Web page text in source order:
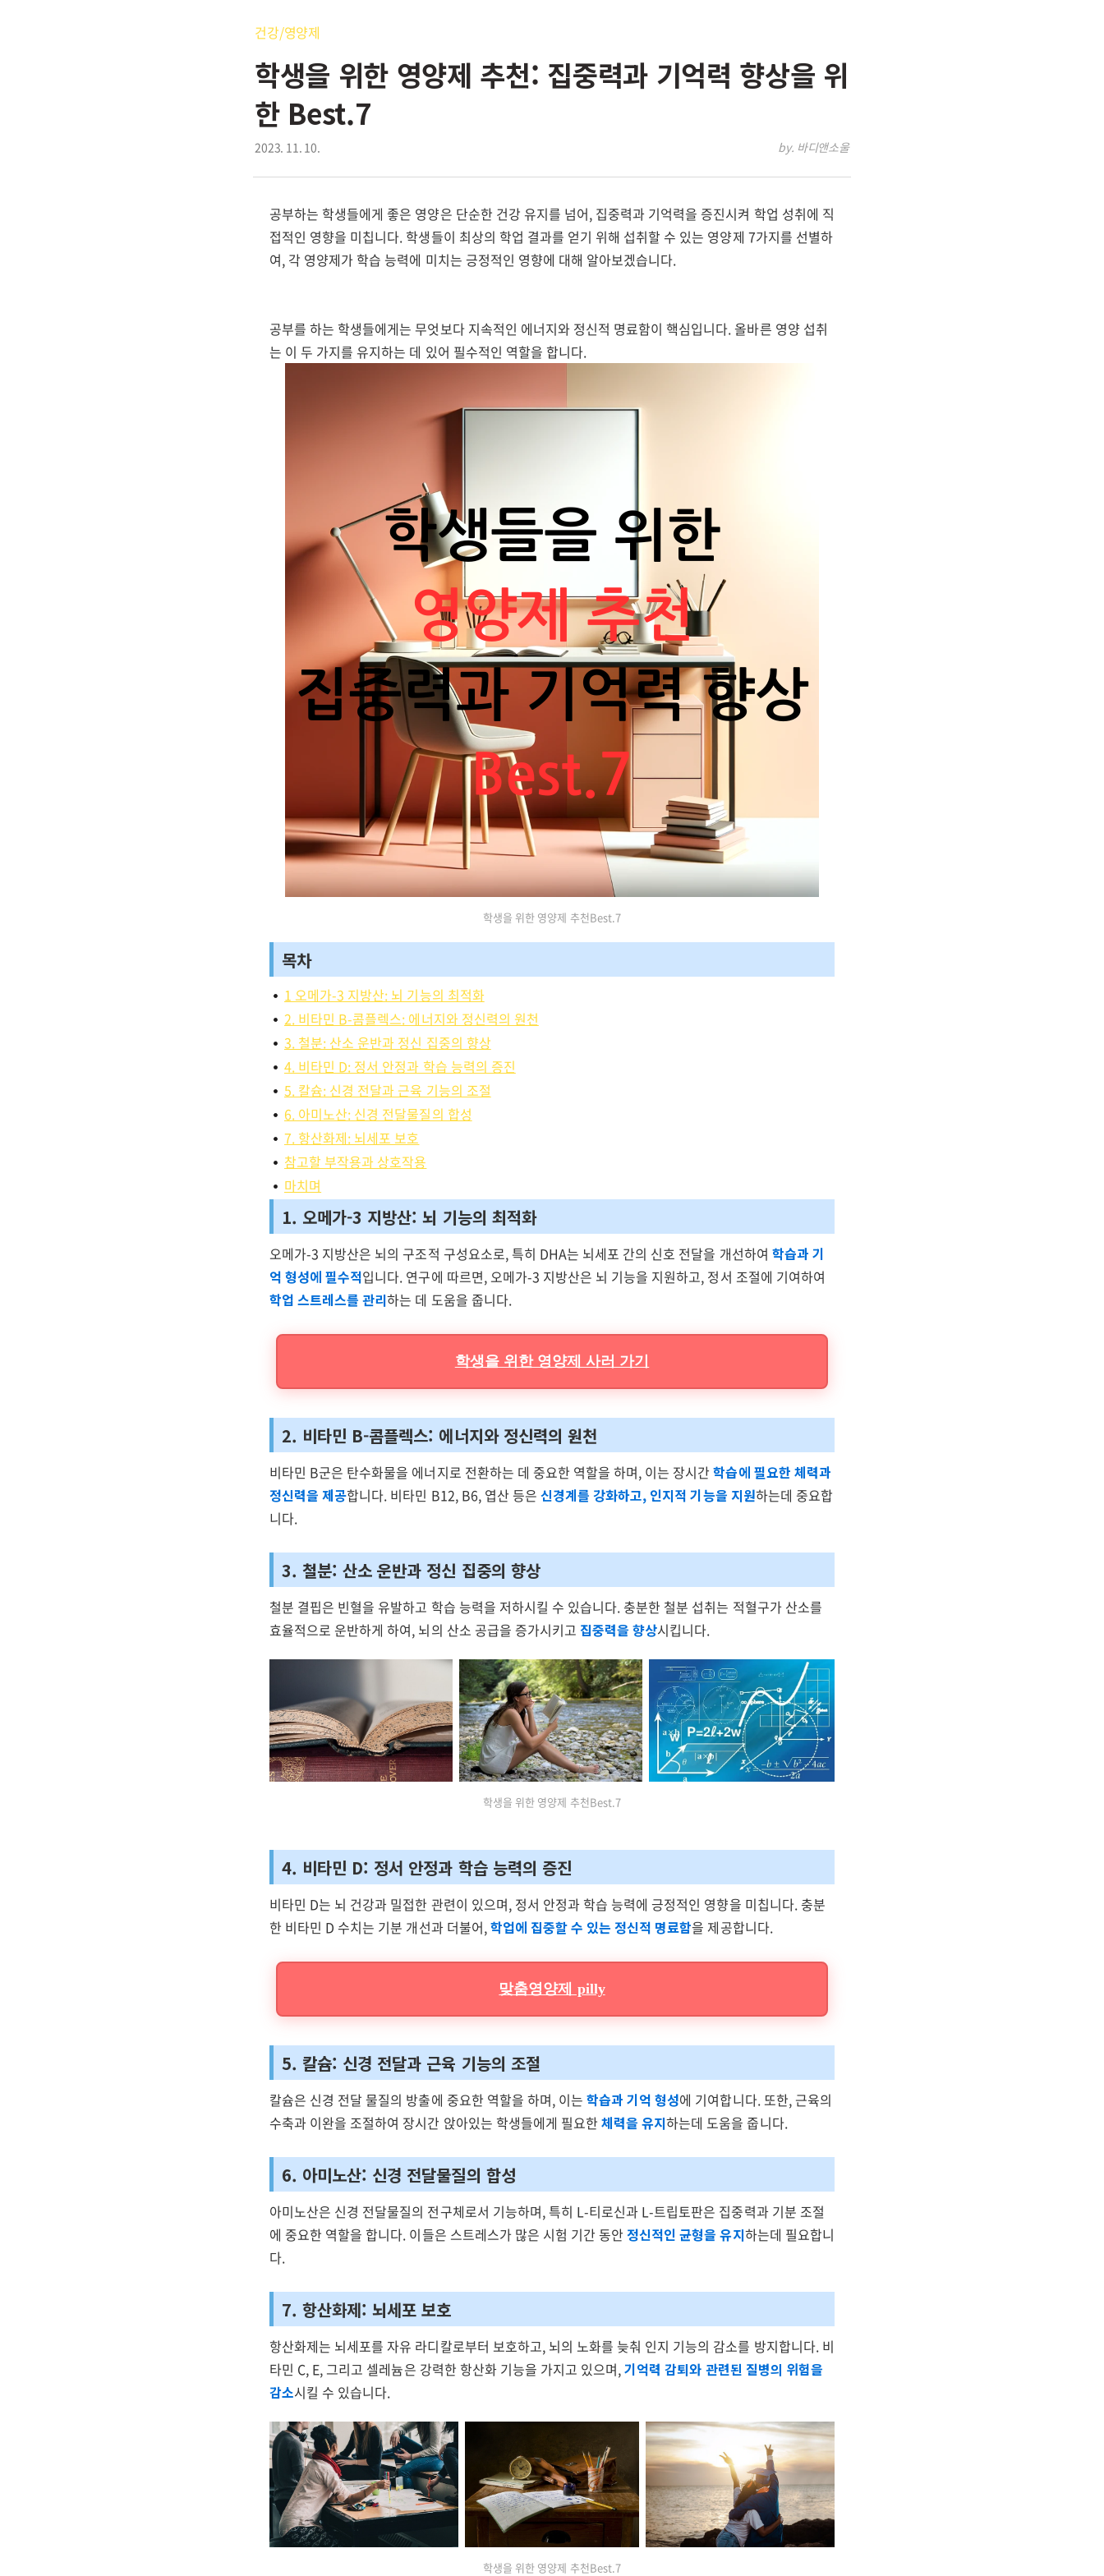
건강/영양제
학생을 위한 영양제 추천: 집중력과 기억력 향상을 위
한 Best.7
2023. 11. 10. by. 바디앤소울
공부하는 학생들에게 좋은 영양은 단순한 건강 유지를 넘어, 집중력과 기억력을 증진시켜 학업 성취에 직
접적인 영향을 미칩니다. 학생들이 최상의 학업 결과를 얻기 위해 섭취할 수 있는 영양제 7가지를 선별하
여, 각 영양제가 학습 능력에 미치는 긍정적인 영향에 대해 알아보겠습니다.
공부를 하는 학생들에게는 무엇보다 지속적인 에너지와 정신적 명료함이 핵심입니다. 올바른 영양 섭취
는 이 두 가지를 유지하는 데 있어 필수적인 역할을 합니다.
학생을 위한 영양제 추천Best.7
목차
1 오메가-3 지방산: 뇌 기능의 최적화
2. 비타민 B-콤플렉스: 에너지와 정신력의 원천
3. 철분: 산소 운반과 정신 집중의 향상
4. 비타민 D: 정서 안정과 학습 능력의 증진
5. 칼슘: 신경 전달과 근육 기능의 조절
6. 아미노산: 신경 전달물질의 합성
7. 항산화제: 뇌세포 보호
참고할 부작용과 상호작용
마치며
1. 오메가-3 지방산: 뇌 기능의 최적화
오메가-3 지방산은 뇌의 구조적 구성요소로, 특히 DHA는 뇌세포 간의 신호 전달을 개선하여 학습과 기
억 형성에 필수적입니다. 연구에 따르면, 오메가-3 지방산은 뇌 기능을 지원하고, 정서 조절에 기여하여
학업 스트레스를 관리하는 데 도움을 줍니다.
학생을 위한 영양제 사러 가기
2. 비타민 B-콤플렉스: 에너지와 정신력의 원천
비타민 B군은 탄수화물을 에너지로 전환하는 데 중요한 역할을 하며, 이는 장시간학습에 필요한 체력과
정신력을 제공합니다. 비타민 B12, B6, 엽산 등은신경계를 강화하고, 인지적 기능을 지원하는데 중요합
니다.
3. 철분: 산소 운반과 정신 집중의 향상
철분 결핍은 빈혈을 유발하고 학습 능력을 저하시킬 수 있습니다. 충분한 철분 섭취는 적혈구가 산소를
효율적으로 운반하게 하여, 뇌의 산소 공급을 증가시키고 집중력을 향상시킵니다.
학생을 위한 영양제 추천Best.7
4. 비타민 D: 정서 안정과 학습 능력의 증진
비타민 D는 뇌 건강과 밀접한 관련이 있으며, 정서 안정과 학습 능력에 긍정적인 영향을 미칩니다. 충분
한 비타민 D 수치는 기분 개선과 더불어, 학업에 집중할 수 있는 정신적 명료함을 제공합니다.
맞춤영양제 pilly
5. 칼슘: 신경 전달과 근육 기능의 조절
칼슘은 신경 전달 물질의 방출에 중요한 역할을 하며, 이는학습과 기억 형성에 기여합니다. 또한, 근육의
수축과 이완을 조절하여 장시간 앉아있는 학생들에게 필요한체력을 유지하는데 도움을 줍니다.
6. 아미노산: 신경 전달물질의 합성
아미노산은 신경 전달물질의 전구체로서 기능하며, 특히 L-티로신과 L-트립토판은 집중력과 기분 조절
에 중요한 역할을 합니다. 이들은 스트레스가 많은 시험 기간 동안정신적인 균형을 유지하는데 필요합니
다.
7. 항산화제: 뇌세포 보호
항산화제는 뇌세포를 자유 라디칼로부터 보호하고, 뇌의 노화를 늦춰 인지 기능의 감소를 방지합니다. 비
타민 C, E, 그리고 셀레늄은 강력한 항산화 기능을 가지고 있으며,기억력 감퇴와 관련된 질병의 위험을
감소시킬 수 있습니다.
학생을 위한 영양제 추천Best.7